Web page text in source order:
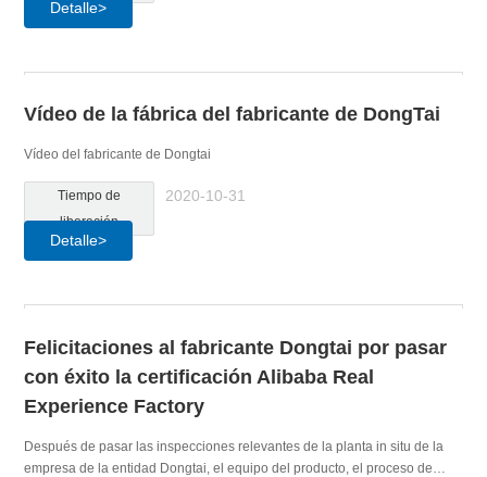
Detalle>
Vídeo de la fábrica del fabricante de DongTai
Vídeo del fabricante de Dongtai
Tiempo de
liberación
2020-10-31
Detalle>
Felicitaciones al fabricante Dongtai por pasar
con éxito la certificación Alibaba Real
Experience Factory
Después de pasar las inspecciones relevantes de la planta in situ de la
empresa de la entidad Dongtai, el equipo del producto, el proceso de